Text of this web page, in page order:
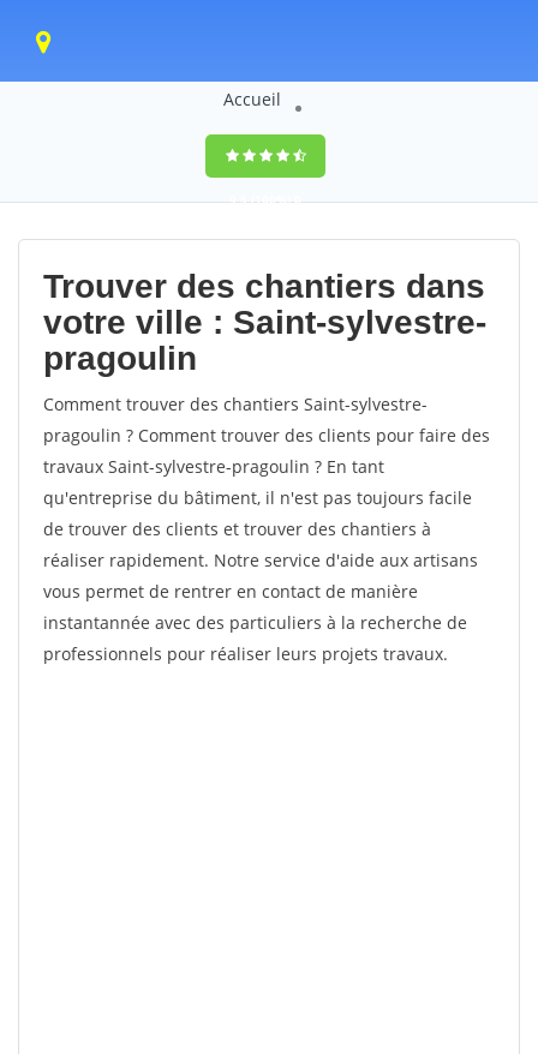
Accueil
9,5(100%)0
votes
Trouver des chantiers dans
votre ville : Saint-sylvestre-
pragoulin
Comment trouver des chantiers Saint-sylvestre-
pragoulin ? Comment trouver des clients pour faire des
travaux Saint-sylvestre-pragoulin ? En tant
qu'entreprise du bâtiment, il n'est pas toujours facile
de trouver des clients et trouver des chantiers à
réaliser rapidement. Notre service d'aide aux artisans
vous permet de rentrer en contact de manière
instantannée avec des particuliers à la recherche de
professionnels pour réaliser leurs projets travaux.